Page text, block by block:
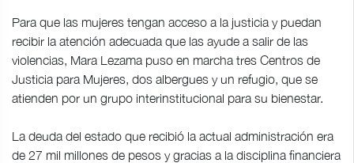
Para que las mujeres tengan acceso a la justicia y puedan
recibir la atención adecuada que las ayude a salir de las
violencias, Mara Lezama puso en marcha tres Centros de
Justicia para Mujeres, dos albergues y un refugio, que se
atienden por un grupo interinstitucional para su bienestar.
La deuda del estado que recibió la actual administración era
de 27 mil millones de pesos y gracias a la disciplina financiera